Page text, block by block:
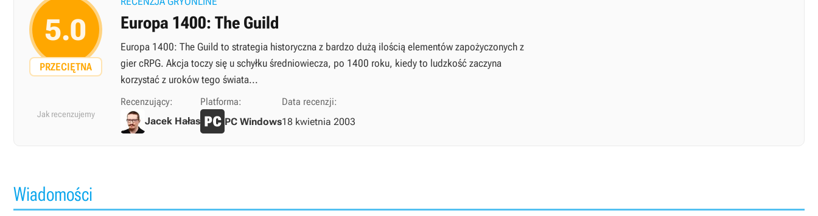
5.0
PRZECIĘTNA
Europa 1400: The Guild
Europa 1400: The Guild to strategia historyczna z bardzo dużą ilością elementów zapożyczonych z
gier cRPG. Akcja toczy się u schyłku średniowiecza, po 1400 roku, kiedy to ludzkość zaczyna
korzystać z uroków tego świata...
Jak recenzujemy
Recenzujący:
Jacek Hałas
Platforma:
PC Windows
Data recenzji:
18 kwietnia 2003
Wiadomości